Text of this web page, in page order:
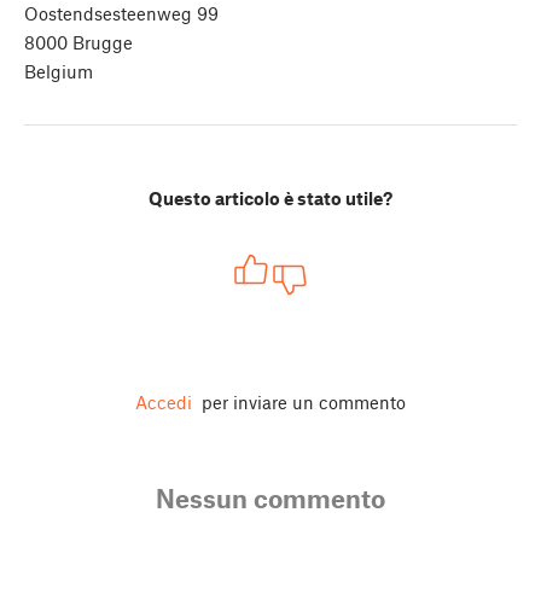
Oostendsesteenweg 99
8000 Brugge
Belgium
Questo articolo è stato utile?
Accedi per inviare un commento
Nessun commento